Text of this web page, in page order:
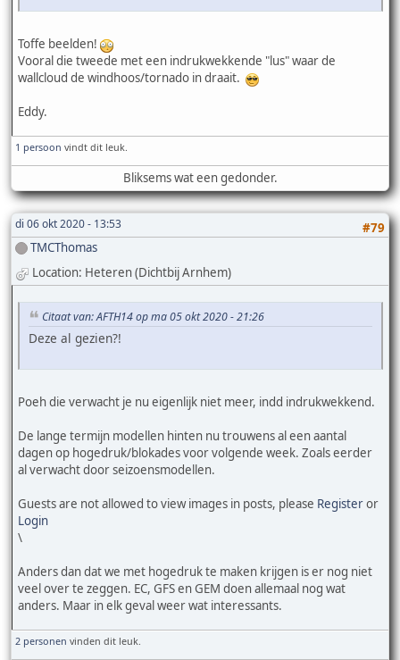
Toffe beelden!
Vooral die tweede met een indrukwekkende "lus" waar de
wallcloud de windhoos/tornado in draait.
Eddy.
1 persoon vindt dit leuk.
Bliksems wat een gedonder.
di 06 okt 2020 - 13:53
#79
TMCThomas
Location: Heteren (Dichtbij Arnhem)
Citaat van: AFTH14 op ma 05 okt 2020 - 21:26
Deze al gezien?!
Poeh die verwacht je nu eigenlijk niet meer, indd indrukwekkend.
De lange termijn modellen hinten nu trouwens al een aantal
dagen op hogedruk/blokades voor volgende week. Zoals eerder
al verwacht door seizoensmodellen.
Guests are not allowed to view images in posts, please Registeror
Login
\
Anders dan dat we met hogedruk te maken krijgen is er nog niet
veel over te zeggen. EC, GFS en GEM doen allemaal nog wat
anders. Maar in elk geval weer wat interessants.
2 personen vinden dit leuk.